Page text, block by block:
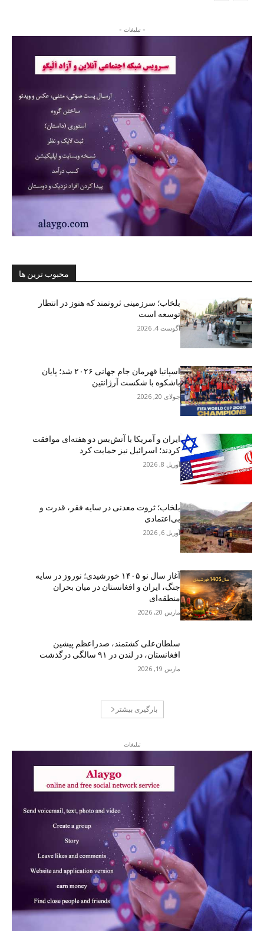
- تبلیغات -
محبوب ترین ها
بلخاب؛ سرزمینی ثروتمند که هنوز در انتظار
توسعه است
آگوست 4, 2026
اسپانیا قهرمان جام جهانی ۲۰۲۶ شد؛ پایان
باشکوه با شکست آرژانتین
جولای 20, 2026
ایران و آمریکا با آتش‌بس دو هفته‌ای موافقت
کردند؛ اسرائیل نیز حمایت کرد
آوریل 8, 2026
بلخاب؛ ثروت معدنی در سایه فقر، قدرت و
بی‌اعتمادی
آوریل 6, 2026
آغاز سال نو ۱۴۰۵ خورشیدی؛ نوروز در سایه
جنگ، ایران و افغانستان در میان بحران
منطقه‌ای
مارس 20, 2026
سلطان‌علی کشتمند، صدراعظم پیشین
افغانستان، در لندن در ۹۱ سالگی درگذشت
مارس 19, 2026
بارگیری بیشتر
تبلیغات